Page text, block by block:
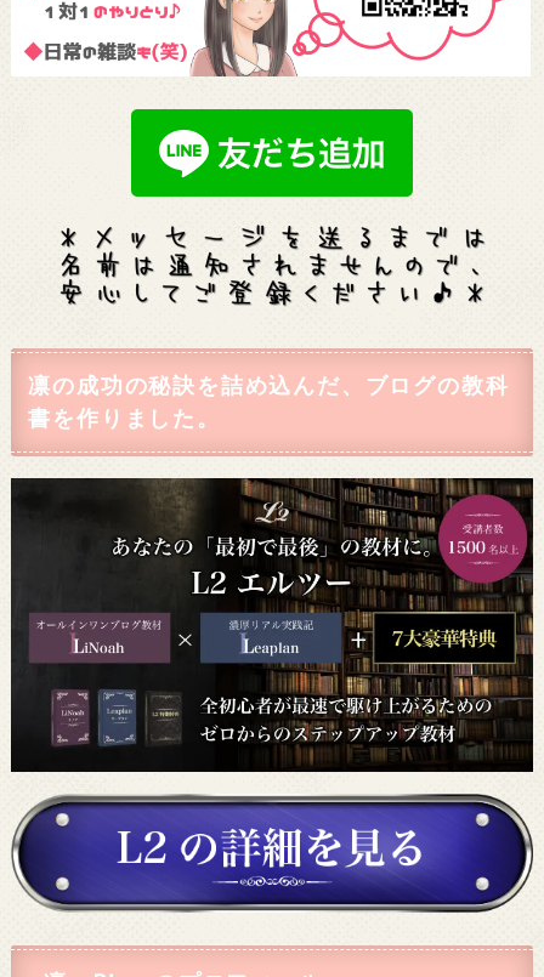
凛の成功の秘訣を詰め込んだ、ブログの教科
書を作りました。